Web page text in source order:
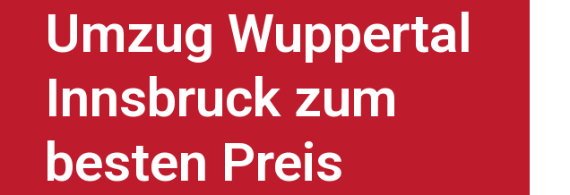
Umzug Wuppertal
Innsbruck zum
besten Preis